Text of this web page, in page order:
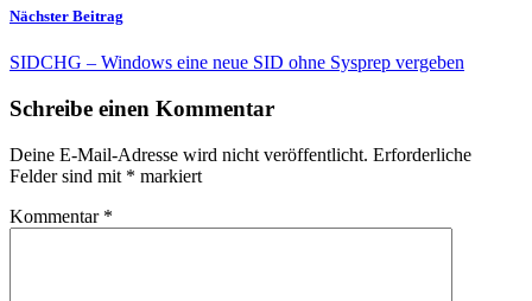
Nächster Beitrag
SIDCHG – Windows eine neue SID ohne Sysprep vergeben
Schreibe einen Kommentar
Deine E-Mail-Adresse wird nicht veröffentlicht. Erforderliche
Felder sind mit * markiert
Kommentar *